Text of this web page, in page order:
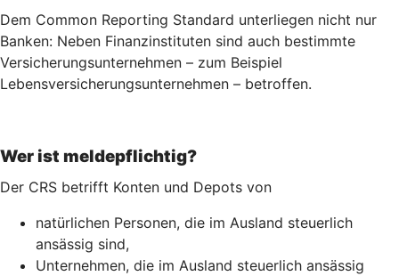
Dem Common Reporting Standard unterliegen nicht nur
Banken: Neben Finanzinstituten sind auch bestimmte
Versicherungsunternehmen – zum Beispiel
Lebensversicherungs­unternehmen – betroffen.
Wer ist meldepflichtig?
Der CRS betrifft Konten und Depots von
natürlichen Personen, die im Ausland steuerlich
ansässig sind,
Unternehmen, die im Ausland steuerlich ansässig